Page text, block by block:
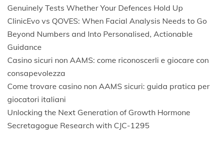
Genuinely Tests Whether Your Defences Hold Up
ClinicEvo vs QOVES: When Facial Analysis Needs to Go
Beyond Numbers and Into Personalised, Actionable
Guidance
Casino sicuri non AAMS: come riconoscerli e giocare con
consapevolezza
Come trovare casino non AAMS sicuri: guida pratica per
giocatori italiani
Unlocking the Next Generation of Growth Hormone
Secretagogue Research with CJC-1295